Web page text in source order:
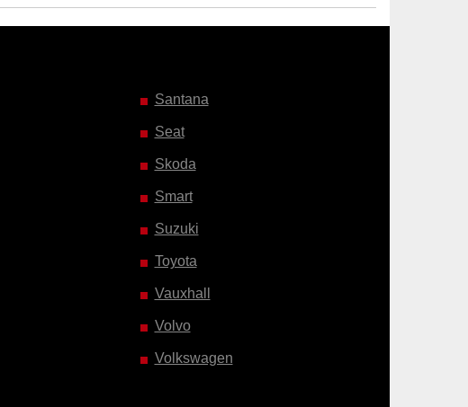
Santana
Seat
Skoda
Smart
Suzuki
Toyota
Vauxhall
Volvo
Volkswagen